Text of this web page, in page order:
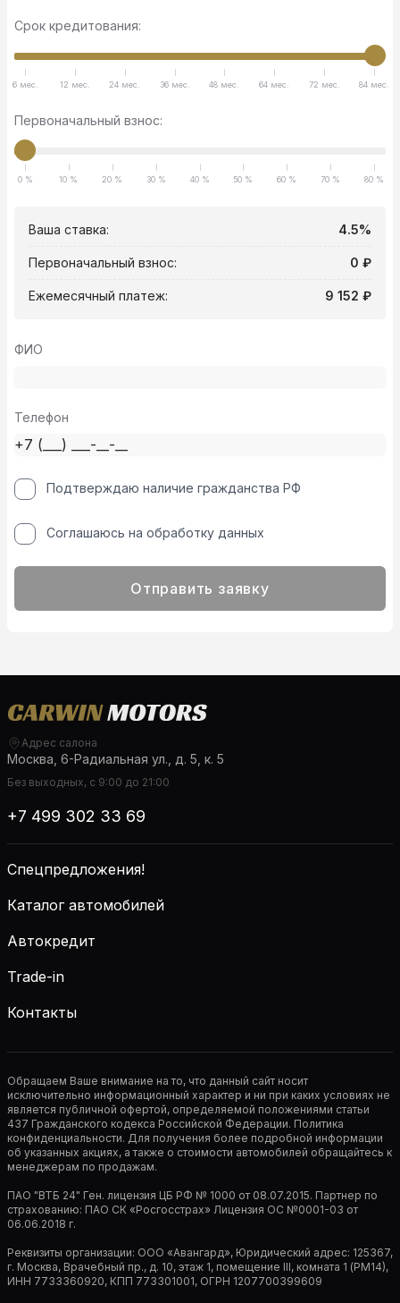
Срок кредитования:
6 мес. 12 мес. 24 мес. 36 мес. 48 мес. 64 мес. 72 мес. 84 мес.
Первоначальный взнос:
0 % 10 % 20 % 30 % 40 % 50 % 60 % 70 % 80 %
Ваша ставка: 4.5%
Первоначальный взнос: 0 ₽
Ежемесячный платеж: 9 152 ₽
ФИО
Телефон
Подтверждаю наличие гражданства РФ
Соглашаюсь на обработку данных
Отправить заявку
Адрес салона
Москва, 6-Радиальная ул., д. 5, к. 5
Без выходных, с 9:00 до 21:00
+7 499 302 33 69
Спецпредложения!
Каталог автомобилей
Автокредит
Trade-in
Контакты
Обращаем Ваше внимание на то, что данный сайт носит
исключительно информационный характер и ни при каких условиях не
является публичной офертой, определяемой положениями статьи
437 Гражданского кодекса Российской Федерации. Политика
конфиденциальности. Для получения более подробной информации
об указанных акциях, а также о стоимости автомобилей обращайтесь к
менеджерам по продажам.
ПАО "ВТБ 24" Ген. лицензия ЦБ РФ № 1000 от 08.07.2015. Партнер по
страхованию: ПАО СК «Росгосстрах» Лицензия ОС №0001-03 от
06.06.2018 г.
Реквизиты организации: ООО «Авангард», Юридический адрес: 125367,
г. Москва, Врачебный пр., д. 10, этаж 1, помещение III, комната 1 (РМ14),
ИНН 7733360920, КПП 773301001, ОГРН 1207700399609